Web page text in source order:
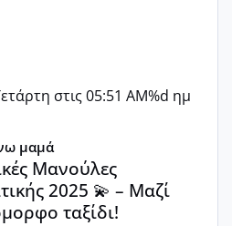
στις 05:51 AM%d ημ
Εξωσωματικής 2025 💫 – Μαζί
μαμά
Μανούλες
2025 💫 – Μαζί
ταξίδι!